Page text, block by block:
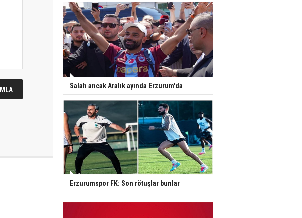
Salah ancak Aralık ayında Erzurum'da
Erzurumspor FK: Son rötuşlar bunlar